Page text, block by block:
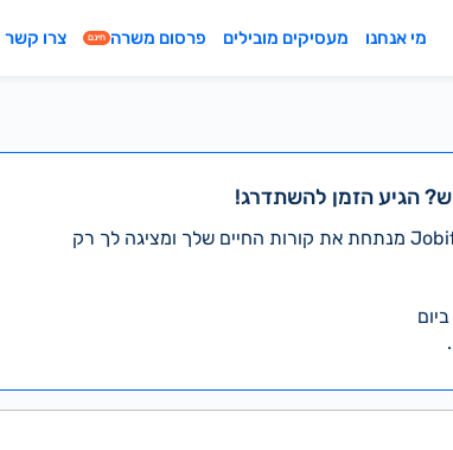
מי אנחנו מעסיקים מובילים פרסום משרה חינם צרו קשר
הגיע הזמן להשתדרג!
במקום לעבור לבד על אלפי מודעות, Jobify מנתחת את קורות החיים שלך ומציגה לך רק